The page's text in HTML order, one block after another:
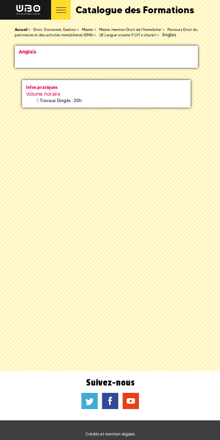
Catalogue des Formations
Accueil Droit, Economie, Gestion Master Master mention Droit de l'Immobilier
Parcours Droit du
patrimoine et des activités immobilieres (DPAI)
UE Langue vivante (1 LV1 à choisir) Anglais
Anglais
Infos pratiques
Volume horaire
Travaux Dirigés : 20h
Suivez-nous
a b f
Crédits et mention légales